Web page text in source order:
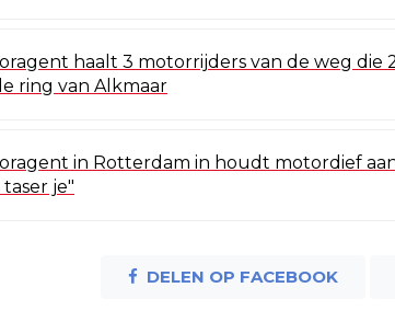
haalt 3 motorrijders van de weg die
ring van Alkmaar
in Rotterdam in houdt motordief
taser je"
DELEN OP FACEBOOK